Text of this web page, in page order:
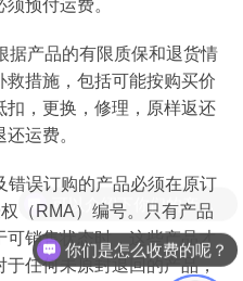
预付运费。
据产品的有限质保和退货情
救措施，包括可能按购买价
扣，更换，修理，原样返还
运费。
错误订购的产品必须在原订
（RMA）编号。只有产品
可销售状态时，这些产品才
于任何未原封退回的产品，
你们是怎么收费的呢？